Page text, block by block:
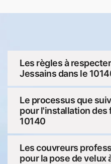
Les règles à
Jessains dans le
Le processus que
pour l'installation des
10140
Les couvreurs
pour la pose de velux